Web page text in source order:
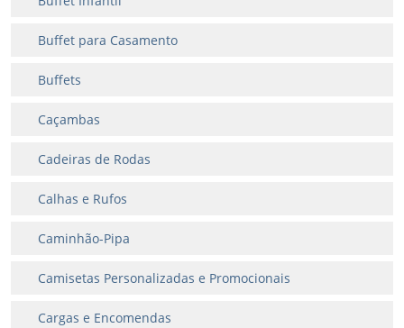
Buffet para Casamento
Buffets
Caçambas
Cadeiras de Rodas
Calhas e Rufos
Caminhão-Pipa
Camisetas Personalizadas e Promocionais
Cargas e Encomendas